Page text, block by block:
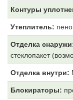
Контуры
Утеплитель:
Отделка
стеклопакет
Отделка внутри:
Блокираторы: